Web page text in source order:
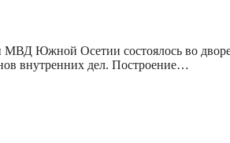
Южной Осетии состоялось во
внутренних дел. Построение…